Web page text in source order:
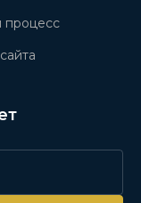
процесс